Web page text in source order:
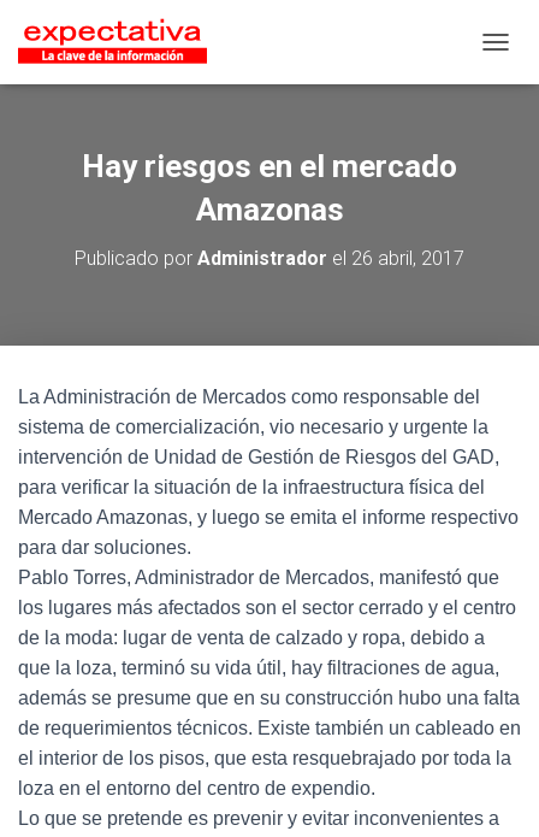
Hay riesgos en el mercado
Amazonas
Publicado por Administrador el 26 abril, 2017
La Administración de Mercados como responsable del
sistema de comercialización, vio necesario y urgente la
intervención de Unidad de Gestión de Riesgos del GAD,
para verificar la situación de la infraestructura física del
Mercado Amazonas, y luego se emita el informe respectivo
para dar soluciones.
Pablo Torres, Administrador de Mercados, manifestó que
los lugares más afectados son el sector cerrado y el centro
de la moda: lugar de venta de calzado y ropa, debido a
que la loza, terminó su vida útil, hay filtraciones de agua,
además se presume que en su construcción hubo una falta
de requerimientos técnicos. Existe también un cableado en
el interior de los pisos, que esta resquebrajado por toda la
loza en el entorno del centro de expendio.
Lo que se pretende es prevenir y evitar inconvenientes a